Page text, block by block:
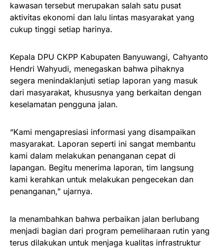
kawasan tersebut merupakan salah satu pusat
aktivitas ekonomi dan lalu lintas masyarakat yang
cukup tinggi setiap harinya.
Kepala DPU CKPP Kabupaten Banyuwangi, Cahyanto
Hendri Wahyudi, menegaskan bahwa pihaknya
segera menindaklanjuti setiap laporan yang masuk
dari masyarakat, khususnya yang berkaitan dengan
keselamatan pengguna jalan.
“Kami mengapresiasi informasi yang disampaikan
masyarakat. Laporan seperti ini sangat membantu
kami dalam melakukan penanganan cepat di
lapangan. Begitu menerima laporan, tim langsung
kami kerahkan untuk melakukan pengecekan dan
penanganan,” ujarnya.
Ia menambahkan bahwa perbaikan jalan berlubang
menjadi bagian dari program pemeliharaan rutin yang
terus dilakukan untuk menjaga kualitas infrastruktur